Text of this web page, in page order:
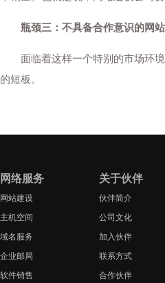
瓶颈三：不具备合作意识的网
面临着这样一个特别的市场环境
的短板。
网络服务
网站建设
主机空间
域名服务
企业邮局
软件销售
关于伙伴
伙伴简介
公司文化
加入伙伴
联系方式
合作伙伴